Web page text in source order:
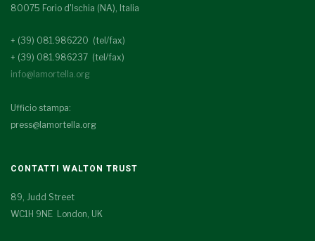
80075 Forio d'Ischia (NA), Italia
+ (39) 081.986220 (tel/fax)
+ (39) 081.986237 (tel/fax)
info@lamortella.org
Ufficio stampa:
press@lamortella.org
CONTATTI WALTON TRUST
89, Judd Street
WC1H 9NE London, UK